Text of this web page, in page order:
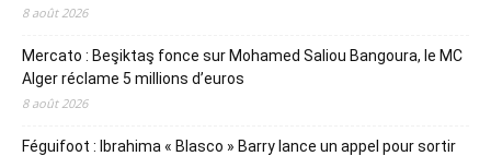
8 août 2026
Mercato : Beşiktaş fonce sur Mohamed Saliou Bangoura, le MC
Alger réclame 5 millions d’euros
8 août 2026
Féguifoot : Ibrahima « Blasco » Barry lance un appel pour sortir